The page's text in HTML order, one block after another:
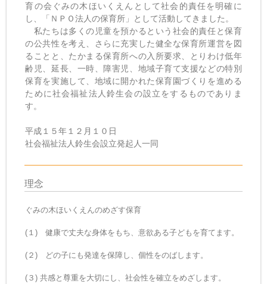
育の会ぐみの木ほいくえんとして社会的責任を明確に
し、「ＮＰＯ法人の保育所」として活動してきました。
私たちは多くの児童を預かるという社会的責任と保育
の公共性を考え、さらに充実した健全な保育所運営を図
ることと、たかまる保育所への入所要求、とりわけ低年
齢児、延長、一時、障害児、地域子育て支援などの特別
保育を実施して、地域に開かれた保育園づくりを進める
ために社会福祉法人鈴生会の設立をするものでありま
す。
平成１５年１２月１０日
社会福祉法人鈴生会設立発起人一同
理念
ぐみの木ほいくえんのめざす保育
(１) 健康で丈夫な身体をもち、意欲ある子どもを育てます。
(２) どの子にも発達を保障し、個性をのばします。
(３) 共感と尊重を大切にし、社会性を確立をめざします。